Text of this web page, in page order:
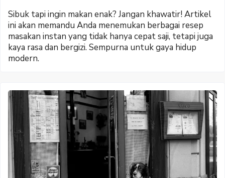
Sibuk tapi ingin makan enak? Jangan khawatir! Artikel
ini akan memandu Anda menemukan berbagai resep
masakan instan yang tidak hanya cepat saji, tetapi juga
kaya rasa dan bergizi. Sempurna untuk gaya hidup
modern.